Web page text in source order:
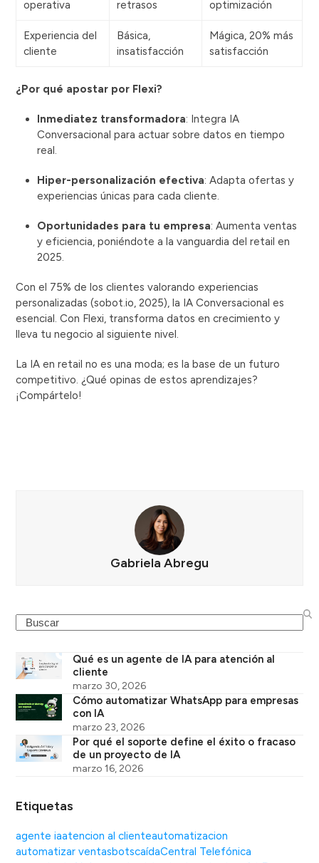
operativa retrasos optimización
Experiencia del
cliente
Básica,
insatisfacción
Mágica, 20% más
satisfacción
¿Por qué apostar por Flexi?
Inmediatez transformadora: Integra IA
Conversacional para actuar sobre datos en tiempo
real.
Hiper-personalización efectiva: Adapta ofertas y
experiencias únicas para cada cliente.
Oportunidades para tu empresa: Aumenta ventas
y eficiencia, poniéndote a la vanguardia del retail en
2025.
Con el 75% de los clientes valorando experiencias
personalizadas (sobot.io, 2025), la IA Conversacional es
esencial. Con Flexi, transforma datos en crecimiento y
lleva tu negocio al siguiente nivel.
La IA en retail no es una moda; es la base de un futuro
competitivo. ¿Qué opinas de estos aprendizajes?
¡Compártelo!
Gabriela Abregu
Search
Qué es un agente de IA para atención al
cliente
marzo 30, 2026
Cómo automatizar WhatsApp para empresas
con IA
marzo 23, 2026
Por qué el soporte define el éxito o fracaso
de un proyecto de IA
marzo 16, 2026
Etiquetas
agente iaatencion al clienteautomatizacion
automatizar ventasbotscaídaCentral Telefónica